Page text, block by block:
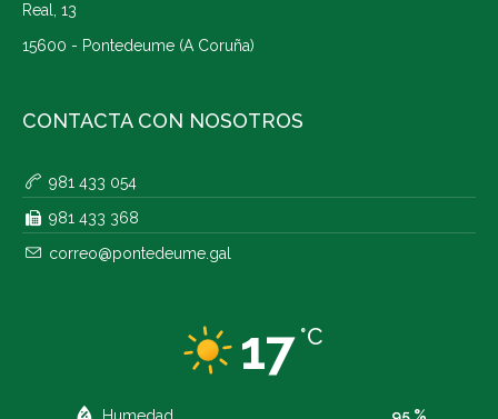
Real, 13
15600 - Pontedeume (A Coruña)
CONTACTA CON NOSOTROS
981 433 054
981 433 368
correo@pontedeume.gal
17 °C